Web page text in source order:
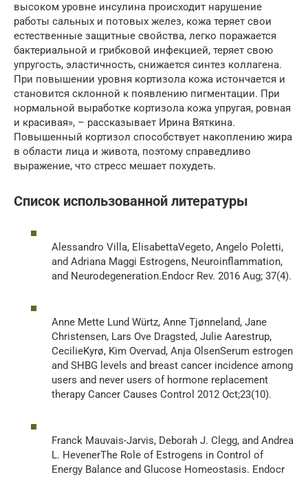
высоком уровне инсулина происходит нарушение
работы сальных и потовых желез, кожа теряет свои
естественные защитные свойства, легко поражается
бактериальной и грибковой инфекцией, теряет свою
упругость, эластичность, снижается синтез коллагена.
При повышении уровня кортизола кожа истончается и
становится склонной к появлению пигментации. При
нормальной выработке кортизола кожа упругая, ровная
и красивая», – рассказывает Ирина Вяткина.
Повышенный кортизол способствует накоплению жира
в области лица и живота, поэтому справедливо
выражение, что стресс мешает похудеть.
Список использованной литературы
Alessandro Villa, ElisabettaVegeto, Angelo Poletti,
and Adriana Maggi Estrogens, Neuroinflammation,
and Neurodegeneration.Endocr Rev. 2016 Aug; 37(4).
Anne Mette Lund Würtz, Anne Tjønneland, Jane
Christensen, Lars Ove Dragsted, Julie Aarestrup,
CecilieKyrø, Kim Overvad, Anja OlsenSerum estrogen
and SHBG levels and breast cancer incidence among
users and never users of hormone replacement
therapy Cancer Causes Control 2012 Oct;23(10).
Franck Mauvais-Jarvis, Deborah J. Clegg, and Andrea
L. HevenerThe Role of Estrogens in Control of
Energy Balance and Glucose Homeostasis. Endocr